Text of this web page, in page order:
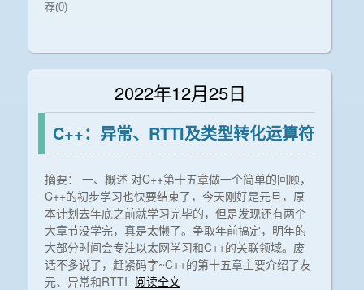
荐(0)
2022年12月25日
C++：异常、RTTI及类型转化运算符
摘要： 一、概述 对C++第十五章做一个简单的回顾，
C++的初步学习也快要结束了，今天刚好是元旦，原
本计划去年底之前就学习完毕的，但是发现还有两个
大章节没学完，真是太懒了。争取年前搞定，明年的
大部分时间会专注以太网学习和C++的关联领域。废
话不多说了，赶紧码字~C++的第十五章主要介绍了友
元、异常和RTTI 阅读全文